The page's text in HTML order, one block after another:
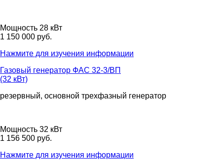
Мощность 28 кВт
1 150 000 руб.
Нажмите для изучения информации
Газовый генератор ФАС 32-3/ВП
(32 кВт)
резервный, основной трехфазный генератор
Мощность 32 кВт
1 156 500 руб.
Нажмите для изучения информации